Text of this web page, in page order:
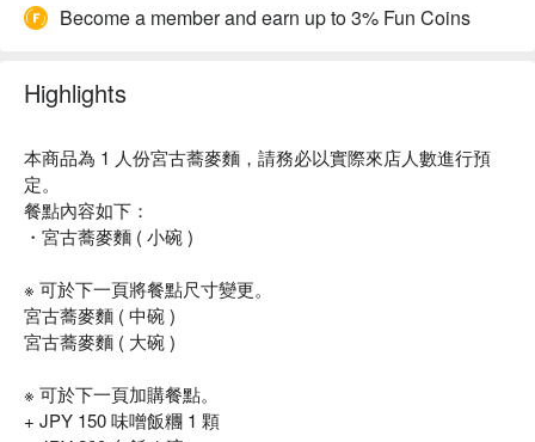
Become a member and earn up to 3% Fun Coins
Highlights
本商品為 1 人份宮古蕎麥麵，請務必以實際來店人數進行預
定。
餐點內容如下：
・宮古蕎麥麵 ( 小碗 )
※ 可於下一頁將餐點尺寸變更。
宮古蕎麥麵 ( 中碗 )
宮古蕎麥麵 ( 大碗 )
※ 可於下一頁加購餐點。
+ JPY 150 味噌飯糰 1 顆